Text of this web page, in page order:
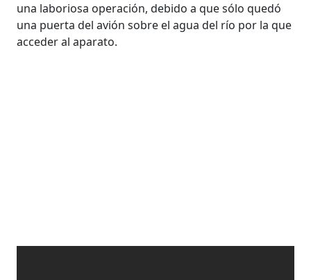
una laboriosa operación, debido a que sólo quedó
una puerta del avión sobre el agua del río por la que
acceder al aparato.